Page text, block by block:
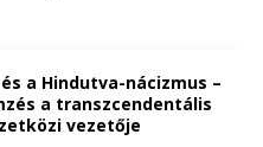
a Hindutva-nácizmus –
a transzcendentális
vezetője